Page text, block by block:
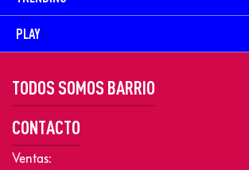
PLAY
TODOS SOMOS BARRIO
CONTACTO
Ventas: